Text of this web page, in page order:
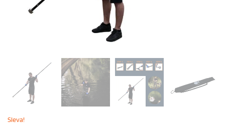
Sleva!